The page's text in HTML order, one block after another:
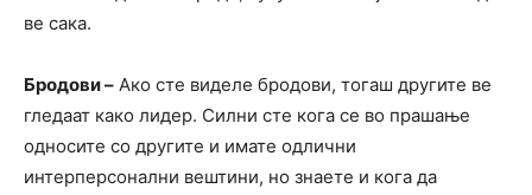
ве сака.
Бродови – Ако сте виделе бродови, тогаш другите ве
гледаат како лидер. Силни сте кога се во прашање
односите со другите и имате одлични
интерперсонални вештини, но знаете и кога да